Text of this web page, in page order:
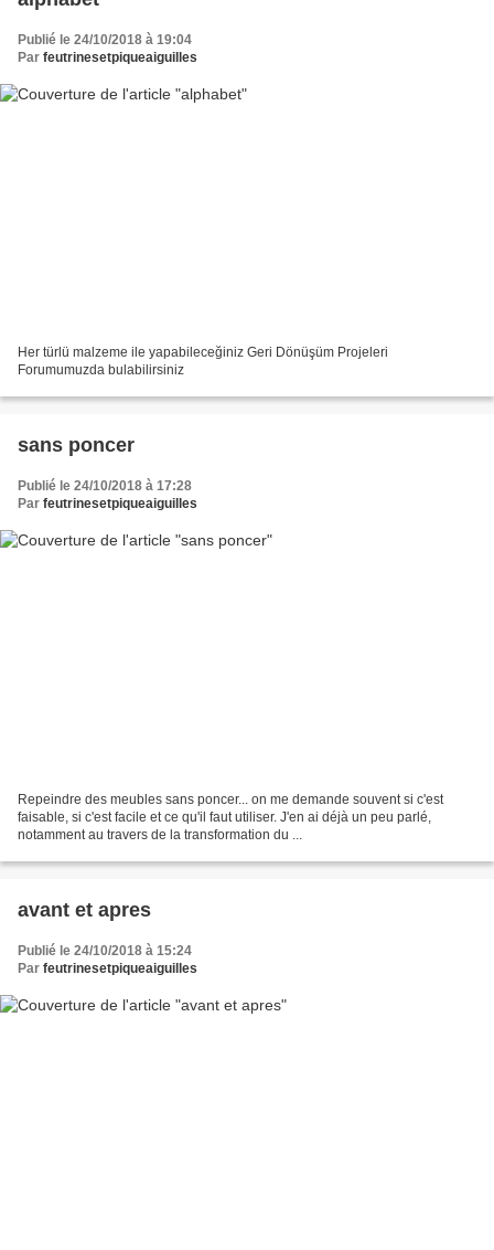
Publié le 24/10/2018 à 19:04
Par feutrinesetpiqueaiguilles
Her türlü malzeme ile yapabileceğiniz Geri Dönüşüm Projeleri
Forumumuzda bulabilirsiniz
sans poncer
Publié le 24/10/2018 à 17:28
Par feutrinesetpiqueaiguilles
Repeindre des meubles sans poncer... on me demande souvent si c'est
faisable, si c'est facile et ce qu'il faut utiliser. J'en ai déjà un peu parlé,
notamment au travers de la transformation du ...
avant et apres
Publié le 24/10/2018 à 15:24
Par feutrinesetpiqueaiguilles